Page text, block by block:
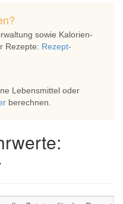
sowie Kalorien-
Rezepte: Rezept-
Lebensmittel oder
berechnen.